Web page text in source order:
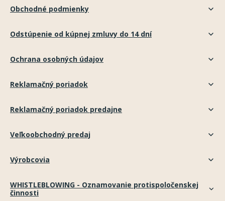
Obchodné podmienky
Odstúpenie od kúpnej zmluvy do 14 dní
Ochrana osobných údajov
Reklamačný poriadok
Reklamačný poriadok predajne
Veľkoobchodný predaj
Výrobcovia
WHISTLEBLOWING - Oznamovanie protispoločenskej
činnosti